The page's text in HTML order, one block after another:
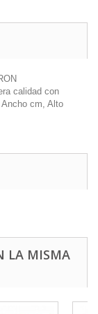
calidad con
cm, Alto
LA MISMA